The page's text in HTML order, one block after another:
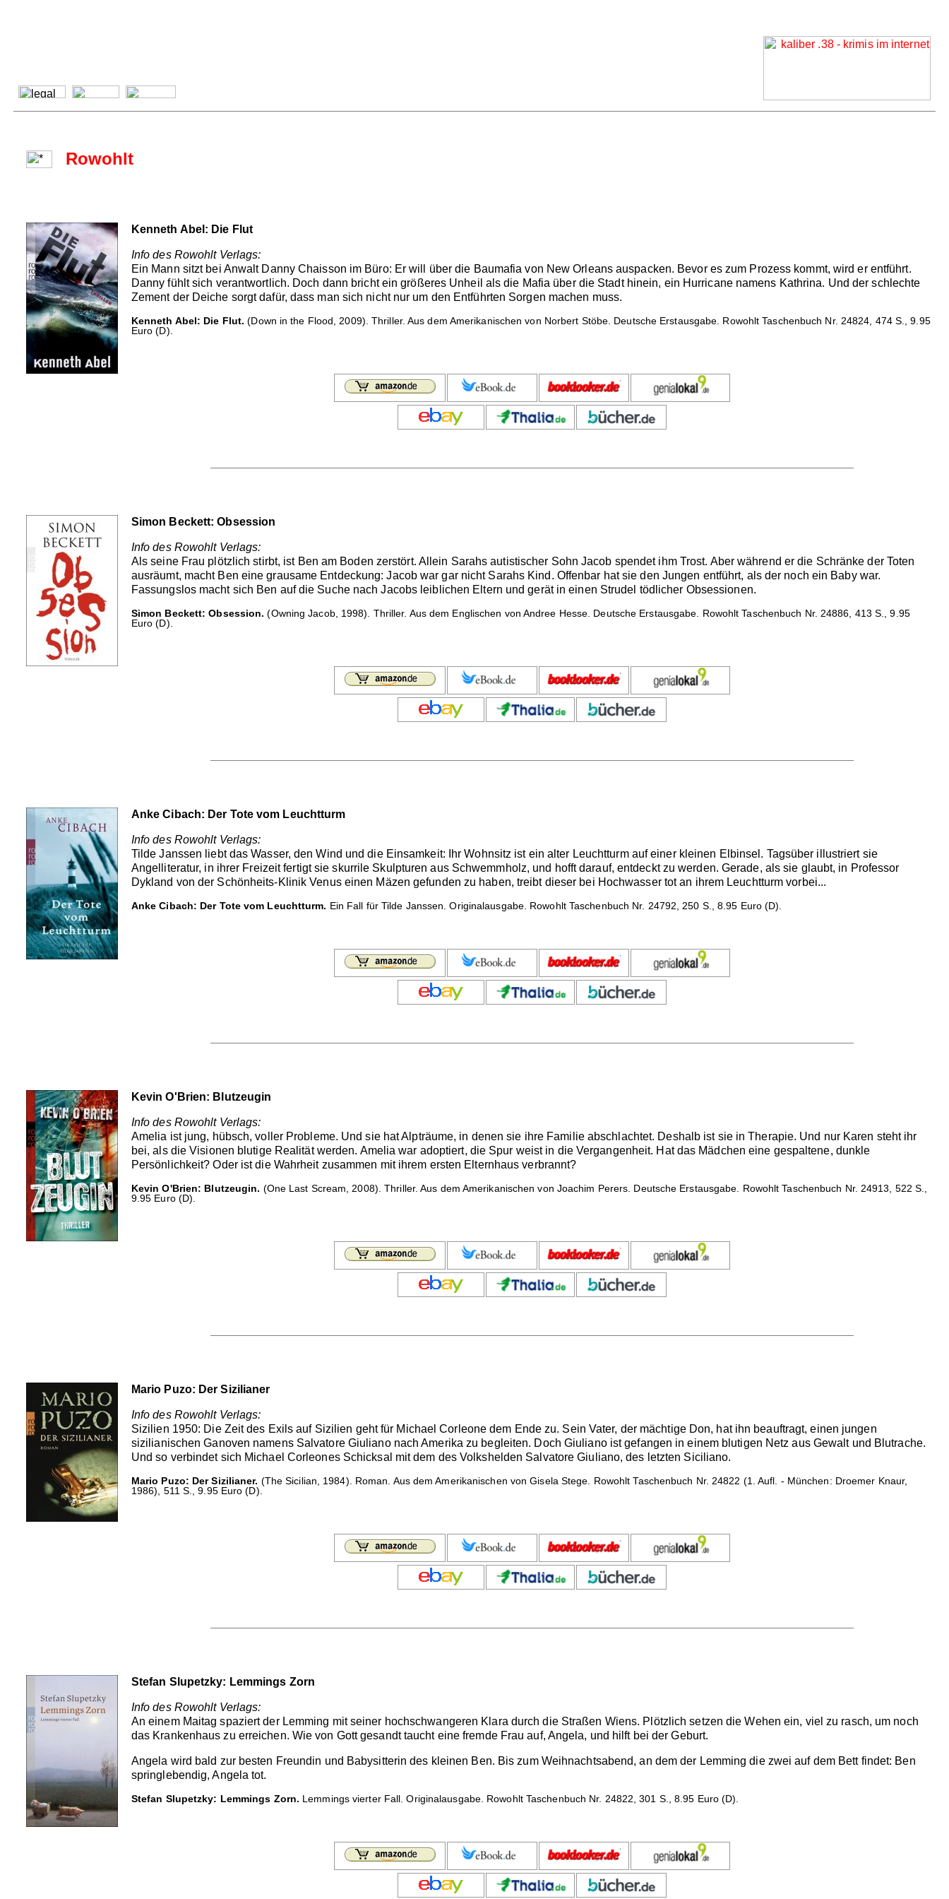
Rowohlt
Kenneth Abel: Die Flut
Info des Rowohlt Verlags:
Ein Mann sitzt bei Anwalt Danny Chaisson im Büro: Er will über die Baumafia von New Orleans auspacken. Bevor es zum Prozess kommt, wird er entführt.
Danny fühlt sich verantwortlich. Doch dann bricht ein größeres Unheil als die Mafia über die Stadt hinein, ein Hurricane namens Kathrina. Und der schlechte
Zement der Deiche sorgt dafür, dass man sich nicht nur um den Entführten Sorgen machen muss.
Kenneth Abel: Die Flut. (Down in the Flood, 2009). Thriller. Aus dem Amerikanischen von Norbert Stöbe. Deutsche Erstausgabe. Rowohlt Taschenbuch Nr. 24824, 474 S., 9.95
Euro (D).
Simon Beckett: Obsession
Info des Rowohlt Verlags:
Als seine Frau plötzlich stirbt, ist Ben am Boden zerstört. Allein Sarahs autistischer Sohn Jacob spendet ihm Trost. Aber während er die Schränke der Toten
ausräumt, macht Ben eine grausame Entdeckung: Jacob war gar nicht Sarahs Kind. Offenbar hat sie den Jungen entführt, als der noch ein Baby war.
Fassungslos macht sich Ben auf die Suche nach Jacobs leiblichen Eltern und gerät in einen Strudel tödlicher Obsessionen.
Simon Beckett: Obsession. (Owning Jacob, 1998). Thriller. Aus dem Englischen von Andree Hesse. Deutsche Erstausgabe. Rowohlt Taschenbuch Nr. 24886, 413 S., 9.95
Euro (D).
Anke Cibach: Der Tote vom Leuchtturm
Info des Rowohlt Verlags:
Tilde Janssen liebt das Wasser, den Wind und die Einsamkeit: Ihr Wohnsitz ist ein alter Leuchtturm auf einer kleinen Elbinsel. Tagsüber illustriert sie
Angelliteratur, in ihrer Freizeit fertigt sie skurrile Skulpturen aus Schwemmholz, und hofft darauf, entdeckt zu werden. Gerade, als sie glaubt, in Professor
Dykland von der Schönheits-Klinik Venus einen Mäzen gefunden zu haben, treibt dieser bei Hochwasser tot an ihrem Leuchtturm vorbei...
Anke Cibach: Der Tote vom Leuchtturm. Ein Fall für Tilde Janssen. Originalausgabe. Rowohlt Taschenbuch Nr. 24792, 250 S., 8.95 Euro (D).
Kevin O'Brien: Blutzeugin
Info des Rowohlt Verlags:
Amelia ist jung, hübsch, voller Probleme. Und sie hat Alpträume, in denen sie ihre Familie abschlachtet. Deshalb ist sie in Therapie. Und nur Karen steht ihr
bei, als die Visionen blutige Realität werden. Amelia war adoptiert, die Spur weist in die Vergangenheit. Hat das Mädchen eine gespaltene, dunkle
Persönlichkeit? Oder ist die Wahrheit zusammen mit ihrem ersten Elternhaus verbrannt?
Kevin O'Brien: Blutzeugin. (One Last Scream, 2008). Thriller. Aus dem Amerikanischen von Joachim Perers. Deutsche Erstausgabe. Rowohlt Taschenbuch Nr. 24913, 522 S.,
9.95 Euro (D).
Mario Puzo: Der Sizilianer
Info des Rowohlt Verlags:
Sizilien 1950: Die Zeit des Exils auf Sizilien geht für Michael Corleone dem Ende zu. Sein Vater, der mächtige Don, hat ihn beauftragt, einen jungen
sizilianischen Ganoven namens Salvatore Giuliano nach Amerika zu begleiten. Doch Giuliano ist gefangen in einem blutigen Netz aus Gewalt und Blutrache.
Und so verbindet sich Michael Corleones Schicksal mit dem des Volkshelden Salvatore Giuliano, des letzten Siciliano.
Mario Puzo: Der Sizilianer. (The Sicilian, 1984). Roman. Aus dem Amerikanischen von Gisela Stege. Rowohlt Taschenbuch Nr. 24822 (1. Aufl. - München: Droemer Knaur,
1986), 511 S., 9.95 Euro (D).
Stefan Slupetzky: Lemmings Zorn
Info des Rowohlt Verlags:
An einem Maitag spaziert der Lemming mit seiner hochschwangeren Klara durch die Straßen Wiens. Plötzlich setzen die Wehen ein, viel zu rasch, um noch
das Krankenhaus zu erreichen. Wie von Gott gesandt taucht eine fremde Frau auf, Angela, und hilft bei der Geburt.
Angela wird bald zur besten Freundin und Babysitterin des kleinen Ben. Bis zum Weihnachtsabend, an dem der Lemming die zwei auf dem Bett findet: Ben
springlebendig, Angela tot.
Stefan Slupetzky: Lemmings Zorn. Lemmings vierter Fall. Originalausgabe. Rowohlt Taschenbuch Nr. 24822, 301 S., 8.95 Euro (D).